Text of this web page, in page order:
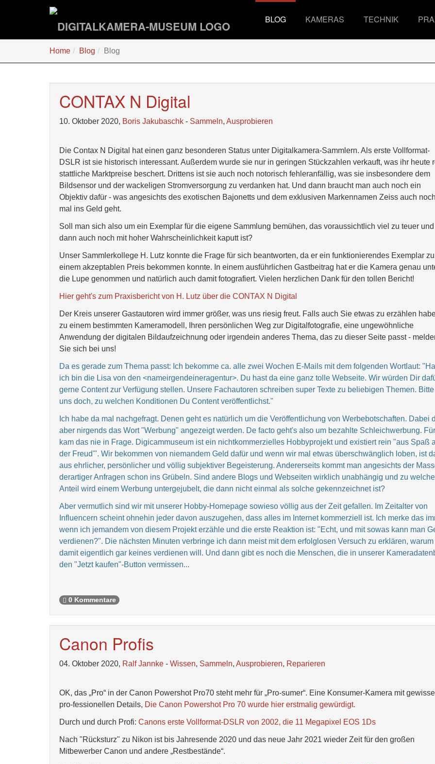
BLOG KAMERAS TECHNIK
sind
Home Blog Blog
CONTAX N Digital
10. Oktober 2020, Boris Jakubaschk - Sammeln, Ausprobieren
Die Contax N Digital hat einen ganz besonderen Status unter Digitalkamera-Sammlern. Als erste Vollformat-
DSLR ist sie historisch interessant. Außerdem wurde sie nur in geringen Stückzahlen verkauft, was ihr heute
stattliche Marktpreise beschert. Drittens ist sie auch noch notorisch fehleranfällig, was sie insbesondere dem
Bildsensor und der wackeligen Stromversorgung zu verdanken hat. Und dann braucht man auch noch ein
Objektiv dafür - was angesichts des exotischen Bajonetts und dem exklusiven Markennamen Zeiss auch noch
mal ins Geld geht.
Soll man sich also um ein Exemplar für die eigene Sammlung bemühen, das voraussichtlich viel zu teuer und
dann auch noch mit hoher Wahrscheinlichkeit kaputt ist?
Unser Sammlerkollege H. Lutz konnte die Frage für sich beantworten, da er ein funktionierendes Exemplar zu
einem akzeptablen Preis bekommen konnte. In einem ausführlichen Gastbeitrag hat er die Kamera genau
die Lupe genommen und natürlich auch damit fotografiert. Vielen herzlichen Dank für den tollen Bericht!
Hier geht's zum Praxisbericht von H. Lutz über die CONTAX N Digital
Der Kreis unserer Gastautoren wird immer größer, was uns riesig freut. Falls auch Sie etwas zu erzählen
zu einem bestimmten Kameramodell, Ihren persönlichen Weg zur Digitalfotografie, eine ungewöhnliche
Anwendung der digitalen Bildaufzeichnung oder irgendein anderes Thema, das zu dieser Seite passt -
Sie sich bei uns!
Da es gerade zum Thema passt: Ich bekomme ca. alle zwei Wochen E-Mails mit dem folgenden Wortlaut:
ich bin die Lisa von den <nameirgendeineragentur>. Du hast da eine ganz tolle Webseite. Wir würden Dir
gerne Content zur Verfügung stellen. Unsere Fachautoren schreiben super Texte zu beliebigen Themen.
uns doch, zu welchen Konditionen Du Content veröffentlichst."
Ich habe da mal nachgefragt. Denen geht es natürlich um die Veröffentlichung von Werbebotschaften. Dabei
aber nirgends das Wort "Werbung" angezeigt werden. De facto geht's also um bezahlte Schleichwerbung.
kam das nie in Frage. Digicammuseum ist ein nichtkommerzielles Hobbyprojekt und existiert rein "aus Spaß
der Freud'". Wir bekommen von niemandem Geld dafür und wenn wir mal etwas überschwänglich loben, ist
aus ehrlicher, persönlicher und völlig subjektiver Begeisterung. Andererseits kommt man angesichts der
derartiger Anfragen schon ins Grübeln. Sind andere Blogs und Webseiten wirklich unabhängig und zu
Anteil wird einem Werbung untergejubelt, die dann nicht einmal als solche gekennzeichnet ist?
Aber vermutlich sind wir mit unserer Hobby-Homepage sowieso völlig aus der Zeit gefallen. Im Zeitalter von
Influencern scheint ohnehin jeder davon auszugehen, dass alles im Internet kommerziell ist. Ich merke das
wenn ich jemandem von diesem Projekt erzähle und die erste Reaktion ist: "Echt, und mit sowas kann man
verdienen?". Die nächsten Minuten verbringe ich dann meist mit dem erfolglosen Versuch zu erklären, warum
damit eigentlich gar keines verdienen will. Und dann gibt es noch die Menschen, die in unserer
den "Jetzt kaufen"-Button vermissen...
0 Kommentare
Canon Profis
04. Oktober 2020, Ralf Jannke - Wissen, Sammeln, Ausprobieren, Reparieren
OK, das „Pro“ in der Canon Powershot Pro70 steht mehr für „Pro-sumer“. Eine Konsumer-Kamera mit
pro-fessionellen Details, Die Canon Powershot Pro 70 wurde hier erstmalig gewürdigt.
Durch und durch Profi: Canons erste Vollformat-DSLR von 2002, die 11 Megapixel EOS 1Ds
Nach "Rücksturz" zu Nikon ist bis Jahresende 2020 und das neue Jahr 2021 wieder Zeit für den großen
Mitbewerber Canon und andere „Restbestände“.